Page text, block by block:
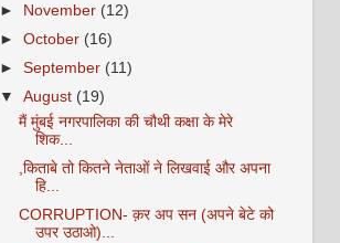
►
November (12)
►October (16)
►September (11)
▼August (19)
मैं मुंबई नगरपालिका की चौथी कक्षा के मेरे
शिक...
,किताबे तो कितने नेताओं ने लिखवाई और अपना
हि...
CORRUPTION- क़र अप सन (अपने बेटे को
उपर उठाओ)...